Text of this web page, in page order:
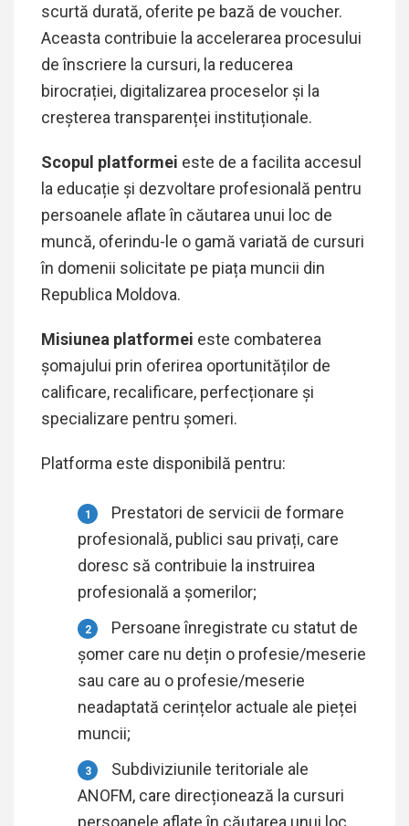
scurtă durată, oferite pe bază de voucher.
Aceasta contribuie la accelerarea procesului
de înscriere la cursuri, la reducerea
birocrației, digitalizarea proceselor și la
creșterea transparenței instituționale.
Scopul platformei este de a facilita accesul
la educație și dezvoltare profesională pentru
persoanele aflate în căutarea unui loc de
muncă, oferindu-le o gamă variată de cursuri
în domenii solicitate pe piața muncii din
Republica Moldova.
Misiunea platformei este combaterea
șomajului prin oferirea oportunităților de
calificare, recalificare, perfecționare și
specializare pentru șomeri.
Platforma este disponibilă pentru:
Prestatori de servicii de formare
profesională, publici sau privați, care
doresc să contribuie la instruirea
profesională a șomerilor;
Persoane înregistrate cu statut de
șomer care nu dețin o profesie/meserie
sau care au o profesie/meserie
neadaptată cerințelor actuale ale pieței
muncii;
Subdiviziunile teritoriale ale
ANOFM, care direcționează la cursuri
persoanele aflate în căutarea unui loc